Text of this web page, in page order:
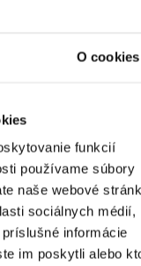
O cookies
funkcií
používame súbory
naše webové
sociálnych médií,
informácie
im poskytli alebo
Zero (Coloured
24,90 €